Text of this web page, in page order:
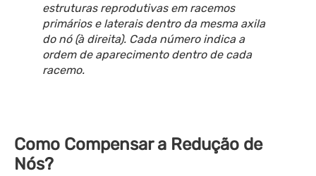
estruturas reprodutivas em racemos
primários e laterais dentro da mesma axila
do nó (à direita). Cada número indica a
ordem de aparecimento dentro de cada
racemo.
Como Compensar a Redução de
Nós?